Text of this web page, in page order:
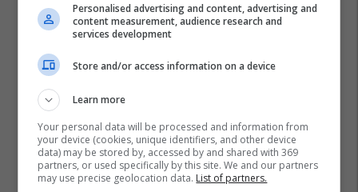
Personalised advertising and content, advertising and
content measurement, audience research and
services development
Store and/or access information on a device
Learn more
Your personal data will be processed and information from
your device (cookies, unique identifiers, and other device
data) may be stored by, accessed by and shared with 369
partners, or used specifically by this site. We and our partners
may use precise geolocation data. List of partners.